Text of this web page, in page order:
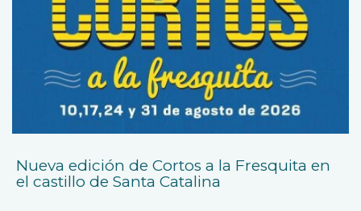
Nueva edición de Cortos a la Fresquita en
el castillo de Santa Catalina